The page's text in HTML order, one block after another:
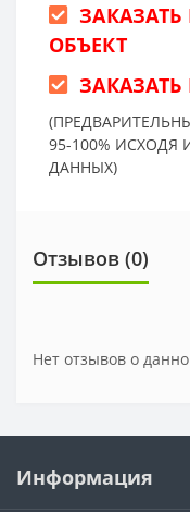
ОБЪЕКТ
95-100%
ДАННЫХ)
Отзывов (0)
Нет отзывов о
Информация